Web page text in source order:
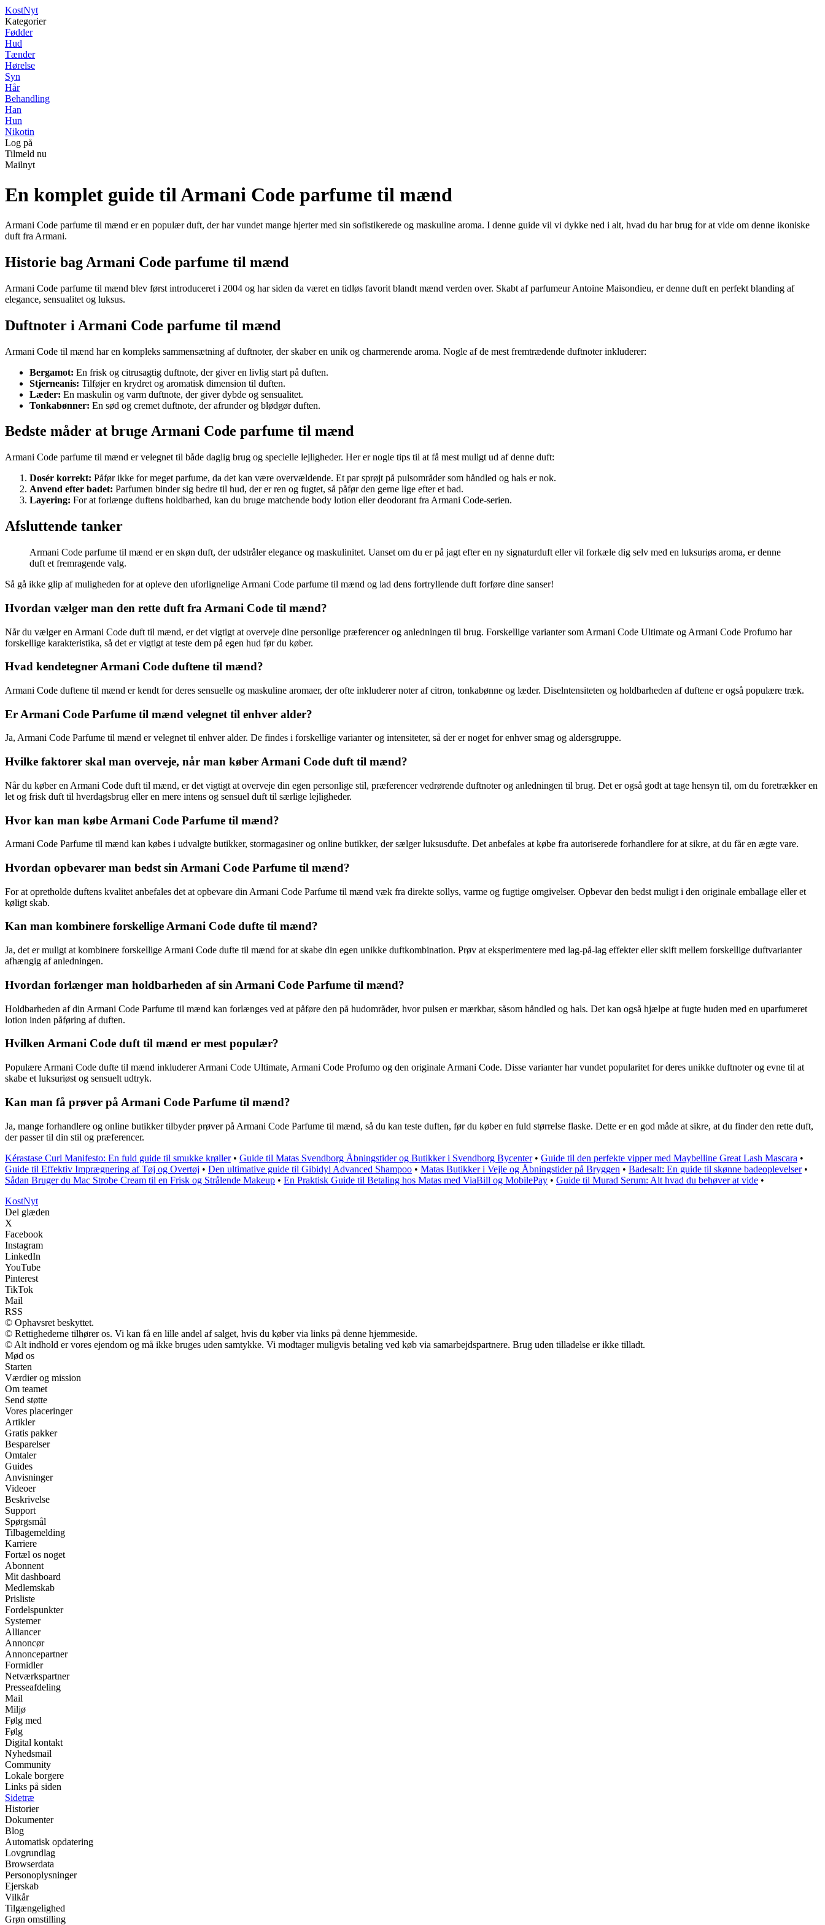
KostNyt
Kategorier
Fødder
Hud
Tænder
Hørelse
Syn
Hår
Behandling
Han
Hun
Nikotin
Log på
Tilmeld nu
Mailnyt
En komplet guide til Armani Code parfume til mænd
Armani Code parfume til mænd er en populær duft, der har vundet mange hjerter med sin sofistikerede og maskuline aroma. I denne guide vil vi dykke ned i alt, hvad du har brug for at vide om denne ikoniske
duft fra Armani.
Historie bag Armani Code parfume til mænd
Armani Code parfume til mænd blev først introduceret i 2004 og har siden da været en tidløs favorit blandt mænd verden over. Skabt af parfumeur Antoine Maisondieu, er denne duft en perfekt blanding af
elegance, sensualitet og luksus.
Duftnoter i Armani Code parfume til mænd
Armani Code til mænd har en kompleks sammensætning af duftnoter, der skaber en unik og charmerende aroma. Nogle af de mest fremtrædende duftnoter inkluderer:
Bergamot: En frisk og citrusagtig duftnote, der giver en livlig start på duften.
Stjerneanis: Tilføjer en krydret og aromatisk dimension til duften.
Læder: En maskulin og varm duftnote, der giver dybde og sensualitet.
Tonkabønner: En sød og cremet duftnote, der afrunder og blødgør duften.
Bedste måder at bruge Armani Code parfume til mænd
Armani Code parfume til mænd er velegnet til både daglig brug og specielle lejligheder. Her er nogle tips til at få mest muligt ud af denne duft:
Dosér korrekt: Påfør ikke for meget parfume, da det kan være overvældende. Et par sprøjt på pulsområder som håndled og hals er nok.
Anvend efter badet: Parfumen binder sig bedre til hud, der er ren og fugtet, så påfør den gerne lige efter et bad.
Layering: For at forlænge duftens holdbarhed, kan du bruge matchende body lotion eller deodorant fra Armani Code-serien.
Afsluttende tanker
Armani Code parfume til mænd er en skøn duft, der udstråler elegance og maskulinitet. Uanset om du er på jagt efter en ny signaturduft eller vil forkæle dig selv med en luksuriøs aroma, er denne
duft et fremragende valg.
Så gå ikke glip af muligheden for at opleve den uforlignelige Armani Code parfume til mænd og lad dens fortryllende duft forføre dine sanser!
Hvordan vælger man den rette duft fra Armani Code til mænd?
Når du vælger en Armani Code duft til mænd, er det vigtigt at overveje dine personlige præferencer og anledningen til brug. Forskellige varianter som Armani Code Ultimate og Armani Code Profumo har
forskellige karakteristika, så det er vigtigt at teste dem på egen hud før du køber.
Hvad kendetegner Armani Code duftene til mænd?
Armani Code duftene til mænd er kendt for deres sensuelle og maskuline aromaer, der ofte inkluderer noter af citron, tonkabønne og læder. Diselntensiteten og holdbarheden af duftene er også populære træk.
Er Armani Code Parfume til mænd velegnet til enhver alder?
Ja, Armani Code Parfume til mænd er velegnet til enhver alder. De findes i forskellige varianter og intensiteter, så der er noget for enhver smag og aldersgruppe.
Hvilke faktorer skal man overveje, når man køber Armani Code duft til mænd?
Når du køber en Armani Code duft til mænd, er det vigtigt at overveje din egen personlige stil, præferencer vedrørende duftnoter og anledningen til brug. Det er også godt at tage hensyn til, om du foretrækker en
let og frisk duft til hverdagsbrug eller en mere intens og sensuel duft til særlige lejligheder.
Hvor kan man købe Armani Code Parfume til mænd?
Armani Code Parfume til mænd kan købes i udvalgte butikker, stormagasiner og online butikker, der sælger luksusdufte. Det anbefales at købe fra autoriserede forhandlere for at sikre, at du får en ægte vare.
Hvordan opbevarer man bedst sin Armani Code Parfume til mænd?
For at opretholde duftens kvalitet anbefales det at opbevare din Armani Code Parfume til mænd væk fra direkte sollys, varme og fugtige omgivelser. Opbevar den bedst muligt i den originale emballage eller et
køligt skab.
Kan man kombinere forskellige Armani Code dufte til mænd?
Ja, det er muligt at kombinere forskellige Armani Code dufte til mænd for at skabe din egen unikke duftkombination. Prøv at eksperimentere med lag-på-lag effekter eller skift mellem forskellige duftvarianter
afhængig af anledningen.
Hvordan forlænger man holdbarheden af sin Armani Code Parfume til mænd?
Holdbarheden af din Armani Code Parfume til mænd kan forlænges ved at påføre den på hudområder, hvor pulsen er mærkbar, såsom håndled og hals. Det kan også hjælpe at fugte huden med en uparfumeret
lotion inden påføring af duften.
Hvilken Armani Code duft til mænd er mest populær?
Populære Armani Code dufte til mænd inkluderer Armani Code Ultimate, Armani Code Profumo og den originale Armani Code. Disse varianter har vundet popularitet for deres unikke duftnoter og evne til at
skabe et luksuriøst og sensuelt udtryk.
Kan man få prøver på Armani Code Parfume til mænd?
Ja, mange forhandlere og online butikker tilbyder prøver på Armani Code Parfume til mænd, så du kan teste duften, før du køber en fuld størrelse flaske. Dette er en god måde at sikre, at du finder den rette duft,
der passer til din stil og præferencer.
Kérastase Curl Manifesto: En fuld guide til smukke krøller• Guide til Matas Svendborg Åbningstider og Butikker i Svendborg Bycenter• Guide til den perfekte vipper med Maybelline Great Lash Mascara •
Guide til Effektiv Imprægnering af Tøj og Overtøj • Den ultimative guide til Gibidyl Advanced Shampoo • Matas Butikker i Vejle og Åbningstider på Bryggen • Badesalt: En guide til skønne badeoplevelser•
Sådan Bruger du Mac Strobe Cream til en Frisk og Strålende Makeup • En Praktisk Guide til Betaling hos Matas med ViaBill og MobilePay • Guide til Murad Serum: Alt hvad du behøver at vide •
KostNyt
Del glæden
X
Facebook
Instagram
LinkedIn
YouTube
Pinterest
TikTok
Mail
RSS
© Ophavsret beskyttet.
© Rettighederne tilhører os. Vi kan få en lille andel af salget, hvis du køber via links på denne hjemmeside.
© Alt indhold er vores ejendom og må ikke bruges uden samtykke. Vi modtager muligvis betaling ved køb via samarbejdspartnere. Brug uden tilladelse er ikke tilladt.
Mød os
Starten
Værdier og mission
Om teamet
Send støtte
Vores placeringer
Artikler
Gratis pakker
Besparelser
Omtaler
Guides
Anvisninger
Videoer
Beskrivelse
Support
Spørgsmål
Tilbagemelding
Karriere
Fortæl os noget
Abonnent
Mit dashboard
Medlemskab
Prisliste
Fordelspunkter
Systemer
Alliancer
Annoncør
Annoncepartner
Formidler
Netværkspartner
Presseafdeling
Mail
Miljø
Følg med
Følg
Digital kontakt
Nyhedsmail
Community
Lokale borgere
Links på siden
Sidetræ
Historier
Dokumenter
Blog
Automatisk opdatering
Lovgrundlag
Browserdata
Personoplysninger
Ejerskab
Vilkår
Tilgængelighed
Grøn omstilling